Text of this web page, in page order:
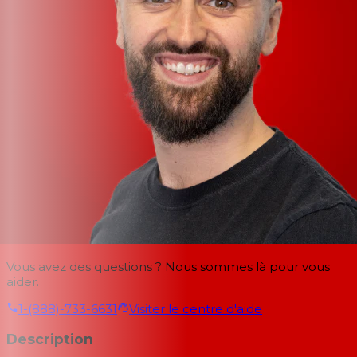
Vous avez des questions ? Nous sommes là pour vous
aider.
1-(888)-733-6631
Visiter le centre d'aide
Description